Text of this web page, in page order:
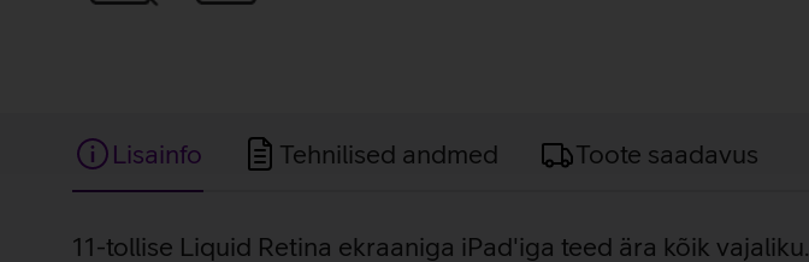
Lisainfo Tehnilised andmed Toote saadavus
11-tollise Liquid Retina ekraaniga iPad'iga teed ära kõik vajaliku.